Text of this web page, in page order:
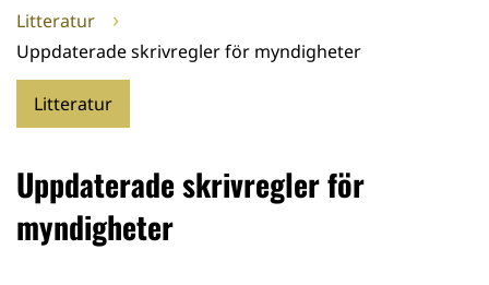
Litteratur
Uppdaterade skrivregler för myndigheter
Litteratur
Uppdaterade skrivregler för
myndigheter